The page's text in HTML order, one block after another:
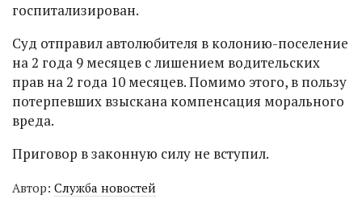
госпитализирован.
Суд отправил автолюбителя в колонию-поселение
на 2 года 9 месяцев с лишением водительских
прав на 2 года 10 месяцев. Помимо этого, в пользу
потерпевших взыскана компенсация морального
вреда.
Приговор в законную силу не вступил.
Автор: Служба новостей